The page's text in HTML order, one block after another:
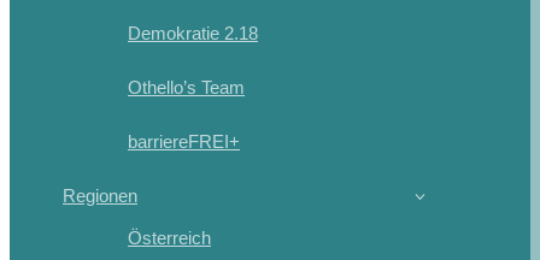
Demokratie 2.18
Othello’s Team
barriereFREI+
Regionen
Österreich